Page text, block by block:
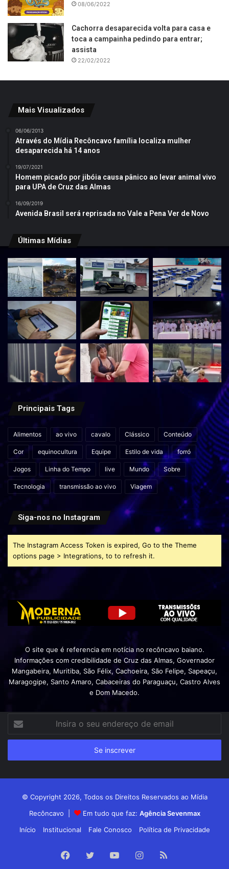
08/06/2022
Cachorra desaparecida volta para casa e
toca a campainha pedindo para entrar;
assista
22/02/2022
Mais Visualizados
06/06/2013
Através do Mídia Recôncavo família localiza mulher
desaparecida há 14 anos
19/07/2021
Homem picado por jibóia causa pânico ao levar animal vivo
para UPA de Cruz das Almas
16/09/2019
Avenida Brasil será reprisada no Vale a Pena Ver de Novo
Últimas Mídias
Principais Tags
Alimentos ao vivo cavalo Clássico Conteúdo
Cor equinocultura Equipe Estilo de vida forró
Jogos Linha do Tempo live Mundo Sobre
Tecnologia transmissão ao vivo Viagem
Siga-nos no Instagram
The Instagram Access Token is expired, Go to the Theme
options page > Integrations, to to refresh it.
O site que é referencia em notícia no recôncavo baiano.
Informações com credibilidade de Cruz das Almas, Governador
Mangabeira, Muritiba, São Félix, Cachoeira, São Felipe, Sapeaçu,
Maragogipe, Santo Amaro, Cabaceiras do Paraguaçu, Castro Alves
e Dom Macedo.
seu
de
© Copyright 2026, Todos os Direitos Reservados ao Mídia
Recôncavo |
Em tudo que faz: Agência Sevenmax
Início
Institucional Fale Conosco Política de Privacidade
Facebook
TwitterYouTubeInstagram
RSS